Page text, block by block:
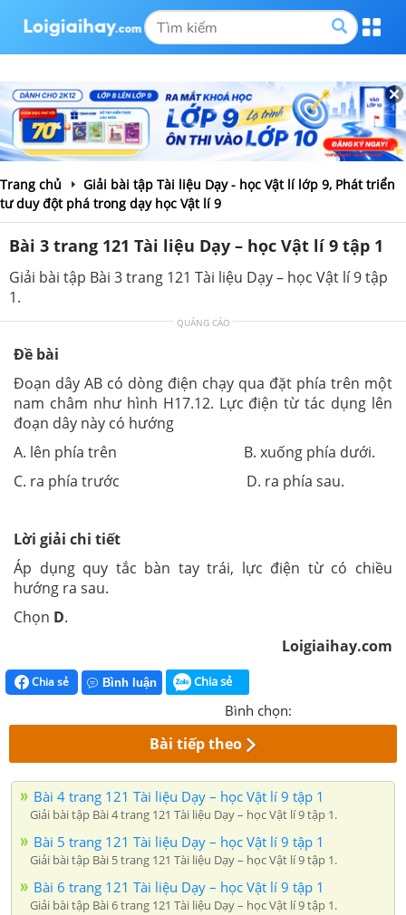
Trang chủ
Giải bài tập Tài liệu Dạy - học Vật lí lớp 9, Phát triển
tư duy đột phá trong dạy học Vật lí 9
Bài 3 trang 121 Tài liệu Dạy – học Vật lí 9 tập 1
Giải bài tập Bài 3 trang 121 Tài liệu Dạy – học Vật lí 9 tập
1.
QUẢNG CÁO
Đề bài
Đoạn dây AB có dòng điện chạy qua đặt phía trên một
nam châm như hình H17.12. Lực điện từ tác dụng lên
đoạn dây này có hướng
A. lên phía trên B. xuống phía dưới.
C. ra phía trước D. ra phía sau.
Lời giải chi tiết
Áp dụng quy tắc bàn tay trái, lực điện từ có chiều
hướng ra sau.
Chọn D.
Loigiaihay.com
Chia sẻ Bình luận Chia sẻ
Bình chọn:
Bài tiếp theo
Bài 4 trang 121 Tài liệu Dạy – học Vật lí 9 tập 1
Giải bài tập Bài 4 trang 121 Tài liệu Dạy – học Vật lí 9 tập 1.
Bài 5 trang 121 Tài liệu Dạy – học Vật lí 9 tập 1
Giải bài tập Bài 5 trang 121 Tài liệu Dạy – học Vật lí 9 tập 1.
Bài 6 trang 121 Tài liệu Dạy – học Vật lí 9 tập 1
Giải bài tập Bài 6 trang 121 Tài liệu Dạy – học Vật lí 9 tập 1.